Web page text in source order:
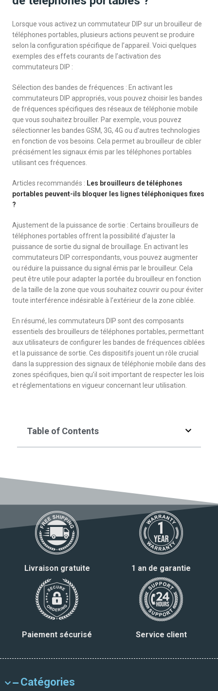
Lorsque vous activez un commutateur DIP sur un brouilleur de
téléphones portables, plusieurs actions peuvent se produire
selon la configuration spécifique de l’appareil. Voici quelques
exemples des effets courants de l’activation des
commutateurs DIP :
Sélection des bandes de fréquences : En activant les
commutateurs DIP appropriés, vous pouvez choisir les bandes
de fréquences spécifiques des réseaux de téléphonie mobile
que vous souhaitez brouiller. Par exemple, vous pouvez
sélectionner les bandes GSM, 3G, 4G ou d’autres technologies
en fonction de vos besoins. Cela permet au brouilleur de cibler
précisément les signaux émis par les téléphones portables
utilisant ces fréquences.
Articles recommandés : Les brouilleurs de téléphones
portables peuvent-ils bloquer les lignes téléphoniques fixes
?
Ajustement de la puissance de sortie : Certains brouilleurs de
téléphones portables offrent la possibilité d’ajuster la
puissance de sortie du signal de brouillage. En activant les
commutateurs DIP correspondants, vous pouvez augmenter
ou réduire la puissance du signal émis par le brouilleur. Cela
peut être utile pour adapter la portée du brouilleur en fonction
de la taille de la zone que vous souhaitez couvrir ou pour éviter
toute interférence indésirable à l’extérieur de la zone ciblée.
En résumé, les commutateurs DIP sont des composants
essentiels des brouilleurs de téléphones portables, permettant
aux utilisateurs de configurer les bandes de fréquences ciblées
et la puissance de sortie. Ces dispositifs jouent un rôle crucial
dans la suppression des signaux de téléphonie mobile dans des
zones spécifiques, bien qu’il soit important de respecter les lois
et réglementations en vigueur concernant leur utilisation.
Table of Contents
Livraison gratuite 1 an de garantie
Paiement sécurisé Service client
Catégories